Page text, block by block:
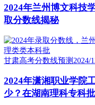
2024年兰州博文科技
取分数线揭秘
甘肃高考分数线预测 2024/
2024年潇湘职业学院
少？在湖南理科专科